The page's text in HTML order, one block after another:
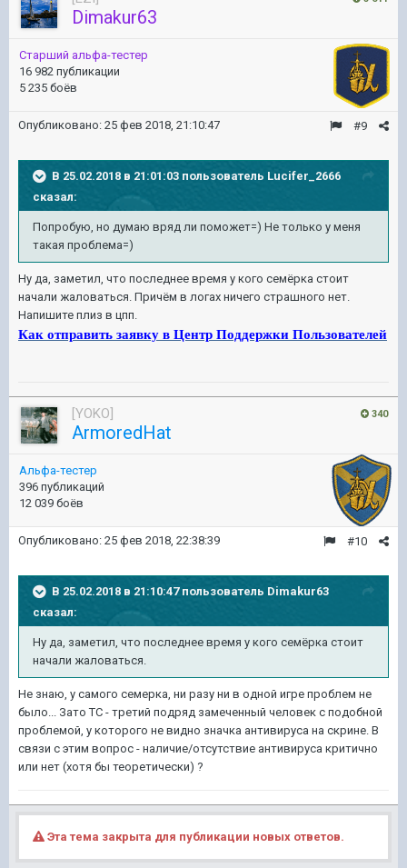
Dimakur63
Старший альфа-тестер
16 982 публикации
5 235 боёв
#9
Опубликовано: 25 фев 2018, 21:10:47
В 25.02.2018 в 21:01:03 пользователь Lucifer_2666
сказал:
Попробую, но думаю вряд ли поможет=) Не только у меня
такая проблема=)
Ну да, заметил, что последнее время у кого семёрка стоит
начали жаловаться. Причём в логах ничего страшного нет.
Напишите плиз в цпп.
Как отправить заявку в Центр Поддержки Пользователей
340
[YOKO]
ArmoredHat
Альфа-тестер
396 публикаций
12 039 боёв
#10
Опубликовано: 25 фев 2018, 22:38:39
В 25.02.2018 в 21:10:47 пользователь Dimakur63
сказал:
Ну да, заметил, что последнее время у кого семёрка стоит
начали жаловаться.
Не знаю, у самого семерка, ни разу ни в одной игре проблем не
было... Зато ТС - третий подряд замеченный человек с подобной
проблемой, у которого не видно значка антивируса на скрине. В
связи с этим вопрос - наличие/отсутствие антивируса критично
или нет (хотя бы теоретически) ?
Эта тема закрыта для публикации новых ответов.